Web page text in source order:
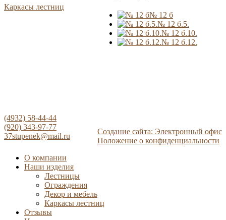
Каркасы лестниц
№ 12 б
№ 12 б.5.
№ 12 б.10.
№ 12 б.12.
(4932) 58-44-44
(920) 343-97-77
37stupenek@mail.ru
Создание сайта: Электронный офис
Положение о конфиденциальности
О компании
Наши изделия
Лестницы
Ограждения
Декор и мебель
Каркасы лестниц
Отзывы